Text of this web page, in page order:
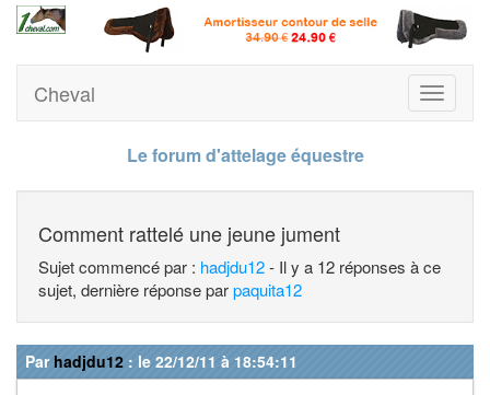
Toggle
Cheval
Le forum d'attelage équestre
Comment rattelé une jeune jument
Sujet commencé par : hadjdu12- Il y a 12 réponses à ce
sujet, dernière réponse parpaquita12
Par hadjdu12 : le 22/12/11 à 18:54:11